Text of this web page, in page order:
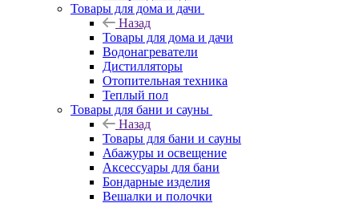
Товары для дома и дачи
Назад
Товары для дома и дачи
Водонагреватели
Дистилляторы
Отопительная техника
Теплый пол
Товары для бани и сауны
Назад
Товары для бани и сауны
Абажуры и освещение
Аксессуары для бани
Бондарные изделия
Вешалки и полочки